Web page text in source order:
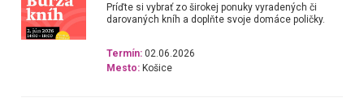
Príďte si vybrať zo širokej ponuky vyradených či
darovaných kníh a doplňte svoje domáce poličky.
Termín: 02.06.2026
Mesto: Košice